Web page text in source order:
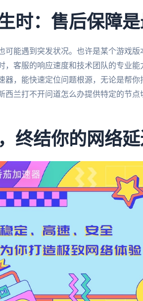
时：售后保障
可能遇到突发状况。也许是某个游戏
，客服的响应速度和技术团队的专业
器，能快速定位问题根源，无论是帮
西兰打不开问道怎么办提供特定的节
终结你的网络